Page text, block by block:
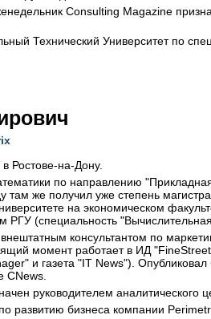
Consulting Magazine
Технический Университет по
Ростове-на-Дону.
по направлению
там же получил уже степень
на экономическом
РГУ (специальность
консультантом по
момент работает в ИД
и газета "IT News"). Опубликовал
CNews.
руководителем аналитического
развитию бизнеса компании